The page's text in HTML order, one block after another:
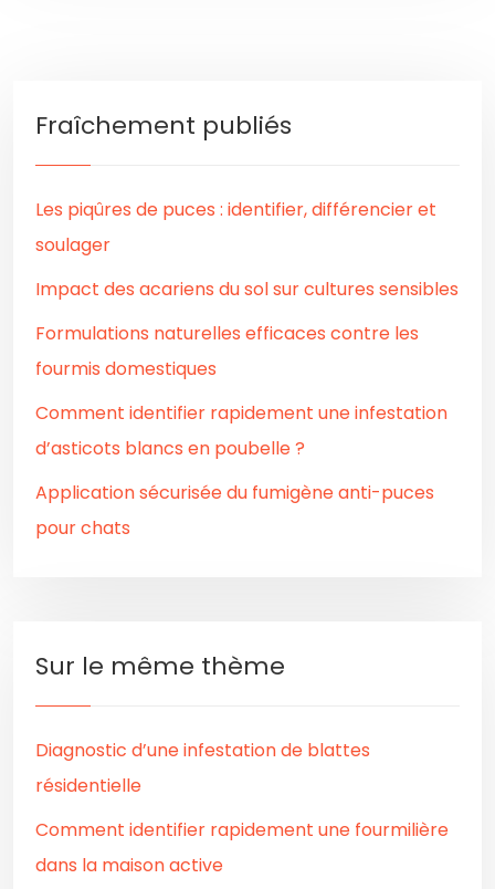
Fraîchement publiés
Les piqûres de puces : identifier, différencier et
soulager
Impact des acariens du sol sur cultures sensibles
Formulations naturelles efficaces contre les
fourmis domestiques
Comment identifier rapidement une infestation
d’asticots blancs en poubelle ?
Application sécurisée du fumigène anti-puces
pour chats
Sur le même thème
Diagnostic d’une infestation de blattes
résidentielle
Comment identifier rapidement une fourmilière
dans la maison active